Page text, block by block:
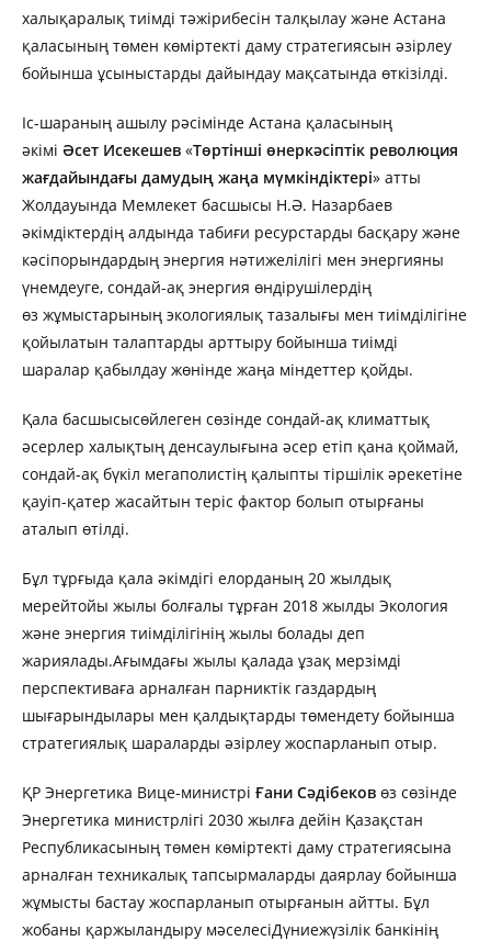
халықаралық тиімді тәжірибесін талқылау және Астана
қаласының төмен көміртекті даму стратегиясын әзірлеу
бойынша ұсыныстарды дайындау мақсатында өткізілді.
Іс-шараның ашылу рәсімінде Астана қаласының
әкімі Әсет Исекешев «Төртінші өнеркәсіптік революция
жағдайындағы дамудың жаңа мүмкіндіктері» атты
Жолдауында Мемлекет басшысы Н.Ә. Назарбаев
әкімдіктердің алдында табиғи ресурстарды басқару және
кәсіпорындардың энергия нәтижелілігі мен энергияны
үнемдеуге, сондай-ақ энергия өндірушілердің
өз жұмыстарының экологиялық тазалығы мен тиімділігіне
қойылатын талаптарды арттыру бойынша тиімді
шаралар қабылдау жөнінде жаңа міндеттер қойды.
Қала басшысысөйлеген сөзінде сондай-ақ климаттық
әсерлер халықтың денсаулығына әсер етіп қана қоймай,
сондай-ақ бүкіл мегаполистің қалыпты тіршілік әрекетіне
қауіп-қатер жасайтын теріс фактор болып отырғаны
аталып өтілді.
Бұл тұрғыда қала әкімдігі елорданың 20 жылдық
мерейтойы жылы болғалы тұрған 2018 жылды Экология
және энергия тиімділігінің жылы болады деп
жариялады.Ағымдағы жылы қалада ұзақ мерзімді
перспективаға арналған парниктік газдардың
шығарындылары мен қалдықтарды төмендету бойынша
стратегиялық шараларды әзірлеу жоспарланып отыр.
ҚР Энергетика Вице-министрі Ғани Сәдібеков өз сөзінде
Энергетика министрлігі 2030 жылға дейін Қазақстан
Республикасының төмен көміртекті даму стратегиясына
арналған техникалық тапсырмаларды даярлау бойынша
жұмысты бастау жоспарланып отырғанын айтты. Бұл
жобаны қаржыландыру мәселесіДүниежүзілік банкінің